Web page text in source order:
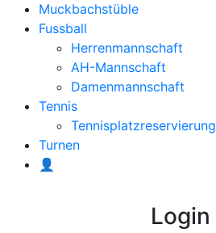
Muckbachstüble
Fussball
Herrenmannschaft
AH-Mannschaft
Damenmannschaft
Tennis
Tennisplatzreservierung
Turnen
👤
Login